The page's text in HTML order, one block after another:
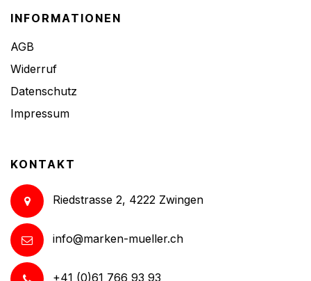
INFORMATIONEN
AGB
Widerruf
Datenschutz
Impressum
KONTAKT
Riedstrasse 2, 4222 Zwingen
info@marken-mueller.ch
+41 (0)61 766 93 93